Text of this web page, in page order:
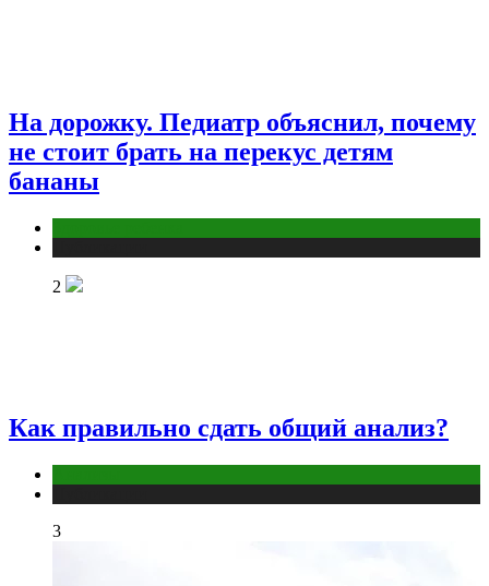
На дорожку. Педиатр объяснил, почему
не стоит брать на перекус детям
бананы
2
Как правильно сдать общий анализ?
3